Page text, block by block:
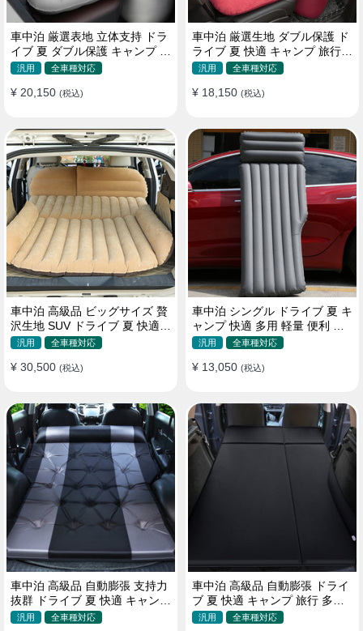
車中泊 厳選表地 立体支持 ドラ
イブ 夏 ダブル保護 キャンプ 旅
行 収納便利 取付簡単 全車種 エ
汎用 全車種対応
¥ 20,150 (税込)
車中泊 厳選生地 ダブル保護 ド
ライブ 夏 快適 キャンプ 旅行
収納便利 全車種 多色 エアーベ
汎用 全車種対応
¥ 18,150 (税込)
車中泊 高級品 ビッグサイズ 贅
沢生地 SUV ドライブ 夏 快適
キャンプ 旅行 収納便利 エアー
汎用 全車種対応
¥ 30,500 (税込)
車中泊 シングル ドライブ 夏 キ
ャンプ 快適 多用 軽量 便利 省
スペース 旅行 エアーベッド
汎用 全車種対応
¥ 13,050 (税込)
車中泊 高級品 自動膨張 支持力
抜群 ドライブ 夏 快適 キャンプ
旅行 省スペース エアーベッド
汎用 全車種対応
車中泊 高級品 自動膨張 ドライ
ブ 夏 快適 キャンプ 旅行 多用
取付簡単 収納便利 エアーベッ
汎用 全車種対応